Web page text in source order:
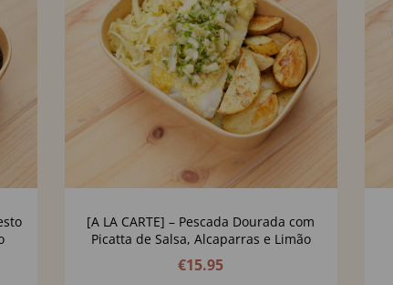
[A LA CARTE] – Pescada Dourada com
Picatta de Salsa, Alcaparras e Limão
€15.95